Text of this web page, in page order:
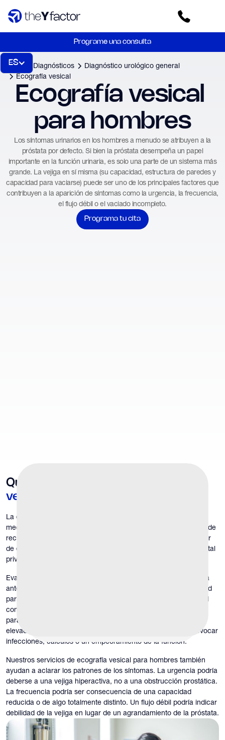
Programe una consulta
ES
Inicio Diagnósticos
Diagnóstico urológico general
Ecografía vesical
Ecografía vesical
para hombres
Los síntomas urinarios en los hombres a menudo se atribuyen a la
próstata por defecto. Si bien la próstata desempeña un papel
importante en la función urinaria, es solo una parte de un sistema más
grande. La vejiga en sí misma (su capacidad, estructura de paredes y
capacidad para vaciarse) puede ser uno de los principales factores que
contribuyen a la aparición de síntomas como la urgencia, la frecuencia,
el flujo débil o el vaciado incompleto.
Programa tu cita
Qué evaluamos con una
vesical
La ecografía vesical proporciona imágenes en tiempo real
mediante ondas sonoras: sin radiación, sin agujas y sin tiempo de
recuperación. Entendemos que puede resultar incómodo hablar
de estos síntomas, por lo que el proceso se lleva a cabo con total
privacidad y sensibilidad.
Evaluamos la capacidad para ver cuánta orina retiene su vejiga
antes de que sienta la necesidad de orinar, el grosor de la pared
para revelar si su vejiga ha estado trabajando más de lo normal
contra una resistencia, y los volúmenes pre y postmiccionales
para determinar qué tan bien se vacía su vejiga. Un residuo
elevado significa que queda orina retenida, lo que puede provocar
infecciones, cálculos o un empeoramiento de la función.
Nuestros servicios de ecografía vesical para hombres también
ayudan a aclarar los patrones de los síntomas. La urgencia podría
deberse a una vejiga hiperactiva, no a una obstrucción prostática.
La frecuencia podría ser consecuencia de una capacidad
reducida o de algo totalmente distinto. Un flujo débil podría indicar
debilidad de la vejiga en lugar de un agrandamiento de la próstata.